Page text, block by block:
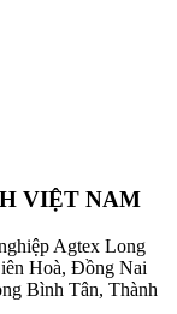
VIỆT NAM
Agtex Long
Hoà, Đồng Nai
Bình Tân, Thành